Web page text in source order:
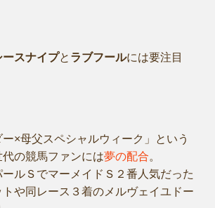
ースナイプと ラブフールには要注目
ー×母父スペシャルウィーク」という
代の競馬ファンには夢の配合。
ールＳでマーメイドＳ２番人気だった
や同レース３着のメルヴェイユドー